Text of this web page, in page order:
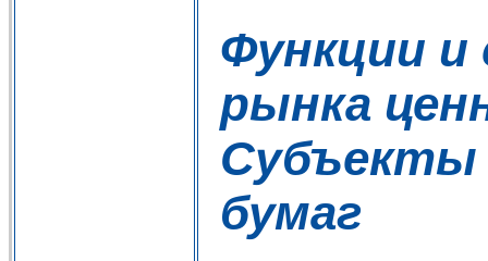
Функции и
рынка
Субъекты
бумаг